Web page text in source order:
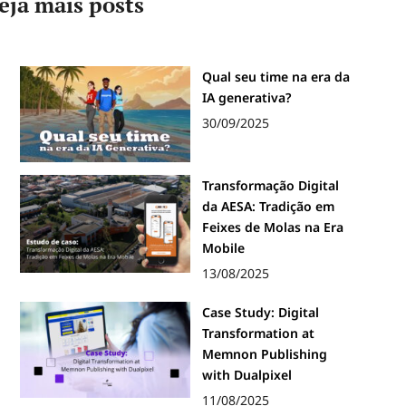
Qual seu time na era da
IA generativa?
30/09/2025
Transformação Digital
da AESA: Tradição em
Feixes de Molas na Era
Mobile
13/08/2025
Case Study: Digital
Transformation at
Memnon Publishing
with Dualpixel
11/08/2025